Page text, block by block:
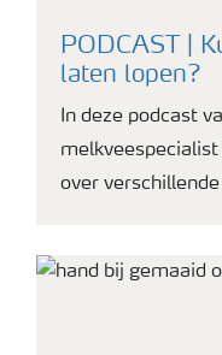
PODCAST |
laten lopen?
In deze podcast
over